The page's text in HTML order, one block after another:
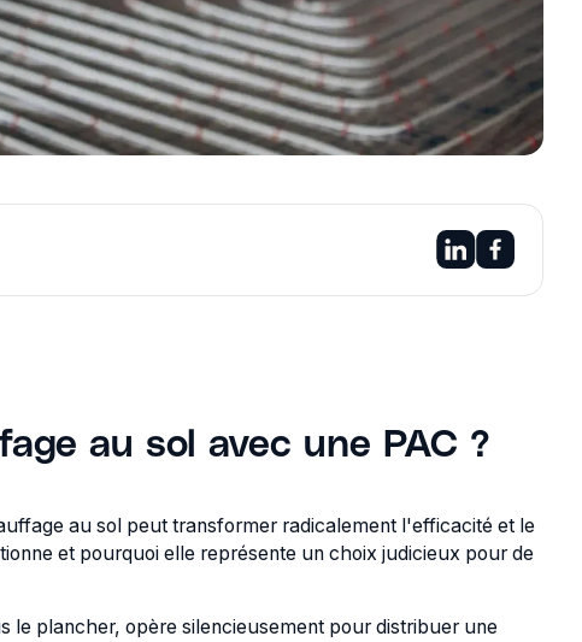
au sol avec une PAC ?
au sol peut transformer radicalement l'efficacité et le
et pourquoi elle représente un choix judicieux pour de
le plancher, opère silencieusement pour distribuer une